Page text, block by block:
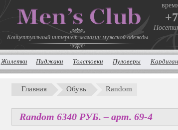
Концептуальный интернет-магазин мужской одежды
Жилетки Пиджаки Толстовки Пуловеры
Главная Обувь Random
Random 6340 PУБ. – арт. 69-4